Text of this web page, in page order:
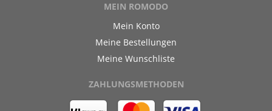
MEIN ROMODO
Mein Konto
Meine Bestellungen
Meine Wunschliste
ZAHLUNGSMETHODEN